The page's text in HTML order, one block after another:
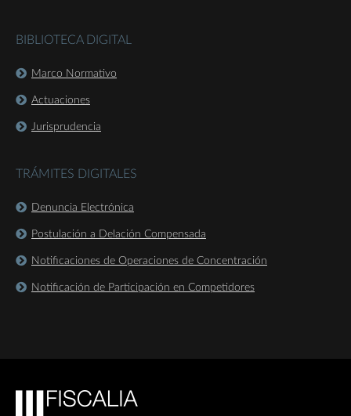
BIBLIOTECA DIGITAL
Marco Normativo
Actuaciones
Jurisprudencia
TRÁMITES DIGITALES
Denuncia Electrónica
Postulación a Delación Compensada
Notificaciones de Operaciones de Concentración
Notificación de Participación en Competidores